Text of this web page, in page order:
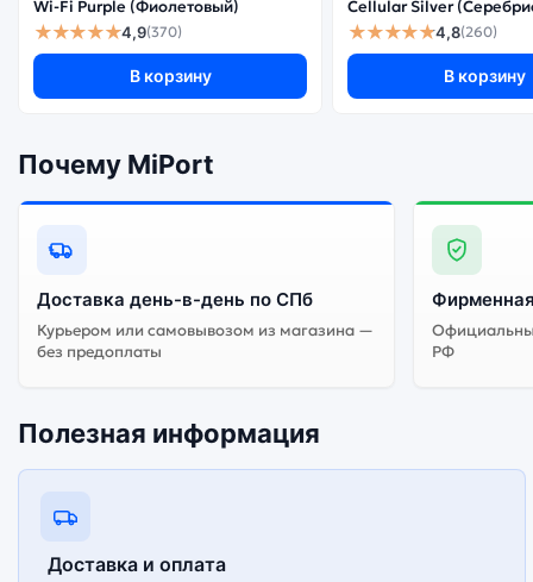
Wi-Fi Purple (Фиолетовый)
★★★★★4,9(370)
В корзину
Cellular Silver
★★★★★4,8(260)
В корзину
Почему MiPort
Доставка день-в-день по СПб
Курьером или самовывозом из магазина —
без предоплаты
РФ
Полезная информация
Доставка и оплата